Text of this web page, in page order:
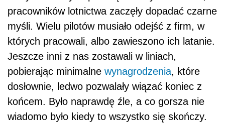
pracowników lotnictwa zaczęły dopadać czarne
myśli. Wielu pilotów musiało odejść z firm, w
których pracowali, albo zawieszono ich latanie.
Jeszcze inni z nas zostawali w liniach,
pobierając minimalne wynagrodzenia, które
dosłownie, ledwo pozwalały wiązać koniec z
końcem. Było naprawdę źle, a co gorsza nie
wiadomo było kiedy to wszystko się skończy.